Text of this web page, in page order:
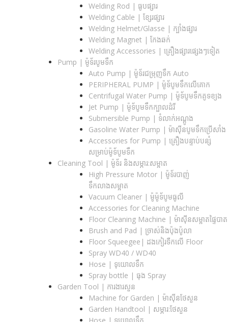
Welding Rod | ធូបផ្សារ
Welding Cable | ខ្សែរផ្សារ
Welding Helmet/Glasse | ក្បាំងផ្សារ
Welding Magnet | កែងឆក់
Welding Accessories | គ្រឿងផ្សារផ្សេងៗទៀត
Pump | ម៉ូទ័របូមទឹក
Auto Pump | ម៉ូទ័រជម្រុញទឹក Auto
PERIPHERAL PUMP | ម៉ូទ័បូមទឹកលើគោក
Centrifugal Water Pump | ម៉ូទ័បូមទឹកគូទខ្យង
Jet Pump | ម៉ូទ័បូមទឹកក្បាលដំរី
Submersible Pump | ទំលាក់អណ្តូង
Gasoline Water Pump | ម៉ាស៊ីនបូមទឹកប្រើសាំង
Accessories for Pump | គ្រឿងបន្ទាប់បន្សំ
សម្រាប់ម៉ូទ័បូមទឹក
Cleaning Tool | ម៉ូទ័រ និងសម្ភារ:សម្អាត
High Pressure Motor | ម៉ូទ័របាញ់
ទឹកលាងសម្អាត
Vacuum Cleaner | ម៉ូម៉ូទ័បូមធូលី
Accessories for Cleaning Machine
Floor Cleaning Machine | ម៉ាស៊ីនសម្អាតផ្ទៃបាត
Brush and Pad | ច្រាស់និងប៉ុងប៉ូលា
Floor Squeegee| ដងកៀរទឺកលើ Floor
Spray WD40 / WD40
Hose | ទុយោលទឹក
Spray bottle | ធុង Spray
Garden Tool | ការងារសួន
Machine for Garden | ម៉ាស៊ីនថែសួន
Garden Handtool | សម្ភារ:ថែសួន